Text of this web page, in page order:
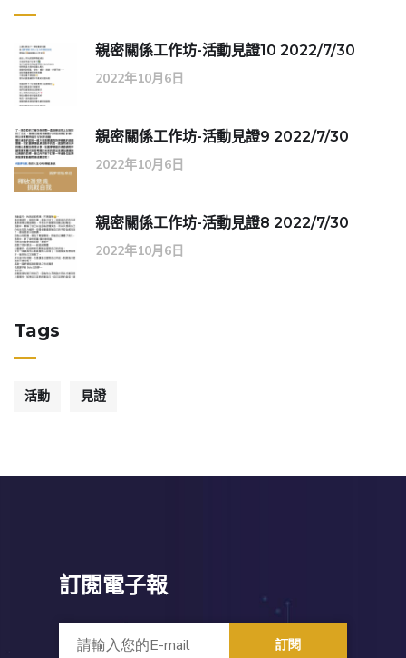
親密關係工作坊-活動見證10 2022/7/30
2022年10月6日
親密關係工作坊-活動見證9 2022/7/30
2022年10月6日
親密關係工作坊-活動見證8 2022/7/30
2022年10月6日
Tags
活動 見證
訂閱電子報
訂閱